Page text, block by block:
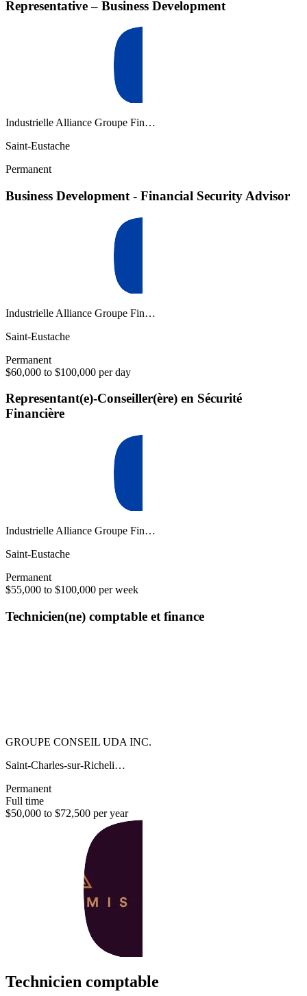
Representative – Business Development
Industrielle Alliance Groupe Fin…
Saint-Eustache
Permanent
Business Development - Financial Security Advisor
Industrielle Alliance Groupe Fin…
Saint-Eustache
Permanent
$60,000 to $100,000 per day
Representant(e)-Conseiller(ère) en Sécurité
Financière
Industrielle Alliance Groupe Fin…
Saint-Eustache
Permanent
$55,000 to $100,000 per week
Technicien(ne) comptable et finance
GROUPE CONSEIL UDA INC.
Saint-Charles-sur-Richeli…
Permanent
Full time
$50,000 to $72,500 per year
Technicien comptable